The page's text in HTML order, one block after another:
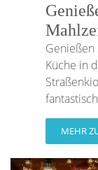
Küche in
MEHR